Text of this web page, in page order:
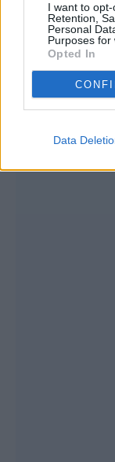
I want to opt-
Retention,
Personal
Purposes for
Opted In
Data